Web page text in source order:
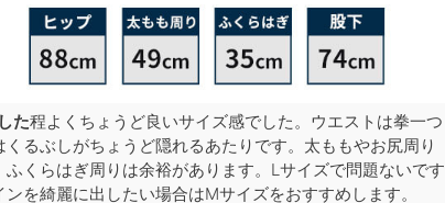
た程よくちょうど良いサイズ感でした。ウエストは拳一つ
るぶしがちょうど隠れるあたりです。太ももやお尻周り
くらはぎ周りは余裕があります。Lサイズで問題ないです
を綺麗に出したい場合はMサイズをおすすめします。